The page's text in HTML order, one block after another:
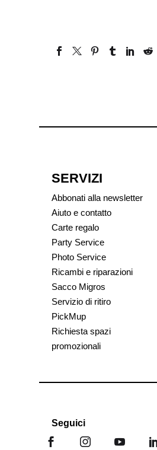
SERVIZI
Abbonati alla newsletter
Aiuto e contatto
Carte regalo
Party Service
Photo Service
Ricambi e riparazioni
Sacco Migros
Servizio di ritiro
PickMup
Richiesta spazi
promozionali
Seguici